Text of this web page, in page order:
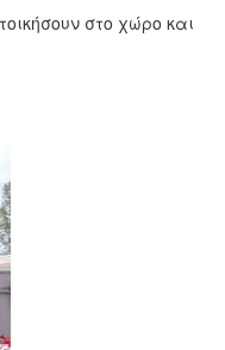
στο χώρο και